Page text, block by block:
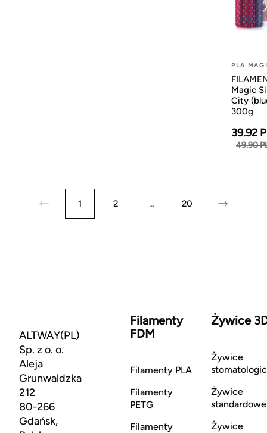
PLA
Magic
City
300g
39.92
49.90
1 2 ... 20
ALTWAY(PL)
Sp. z o. o.
Aleja
Grunwaldzka
212
80-266
Gdańsk,
Filamenty
FDM
Filamenty PLA
Filamenty
PETG
Filamenty
Żywice
Żywice
Żywice
standardowe
Żywice